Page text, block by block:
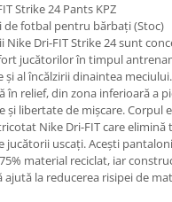
Strike 24 Pants KPZ
de fotbal pentru bărbați (Stoc)
Nike Dri-FIT Strike 24 sunt
jucătorilor în timpul
și al încălzirii dinaintea
în relief, din zona inferioară a
și libertate de mișcare. Corpul
Nike Dri-FIT care
jucătorii uscați. Acești
material reciclat, iar
ajută la reducerea risipei de